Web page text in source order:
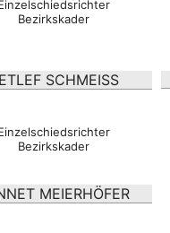
Bezirkskader
SCHMEISS
Bezirkskader
MEIERHÖFER